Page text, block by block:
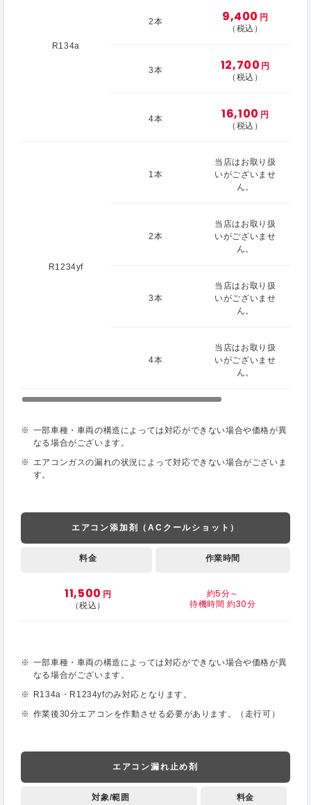
R134a
2本 9,400 円
（税込）
3本 12,700 円
（税込）
4本 16,100 円
（税込）
R1234yf
1本
当店はお取り扱
いがございませ
ん。
2本
当店はお取り扱
いがございませ
ん。
3本
当店はお取り扱
いがございませ
ん。
4本
当店はお取り扱
いがございませ
ん。
一部車種・車両の構造によっては対応ができない場合や価格が異
なる場合がございます。
エアコンガスの漏れの状況によって対応できない場合がございま
す。
エアコン添加剤（ACクールショット）
料金 作業時間
11,500 円
（税込）
約5分～
待機時間 約30分
一部車種・車両の構造によっては対応ができない場合や価格が異
なる場合がございます。
R134a・R1234yfのみ対応となります。
作業後30分エアコンを作動させる必要があります。（走行可）
エアコン漏れ止め剤
対象/範囲 料金